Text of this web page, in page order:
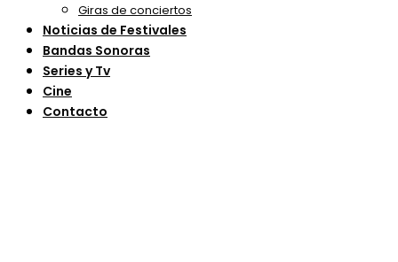
Giras de conciertos
Noticias de Festivales
Bandas Sonoras
Series y Tv
Cine
Contacto